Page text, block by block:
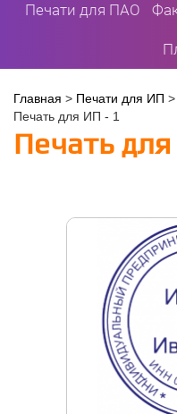
Печати для ПАО
Вы
здесь
Главная > Печати для ИП >
Печать для ИП - 1
Печать